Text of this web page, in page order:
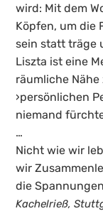
wird: Mit dem
Köpfen, um die
sein statt träge
Liszta ist eine
räumliche
›persönlichen
niemand
…
Nicht wie wir
wir
die
Kachelrieß,